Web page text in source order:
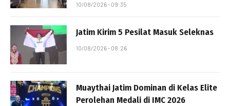
10/08/2026 - 09:35
Jatim Kirim 5 Pesilat Masuk Seleknas
10/08/2026 - 08:26
Muaythai Jatim Dominan di Kelas Elite
Perolehan Medali di IMC 2026